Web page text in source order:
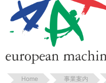
Home 事業案内